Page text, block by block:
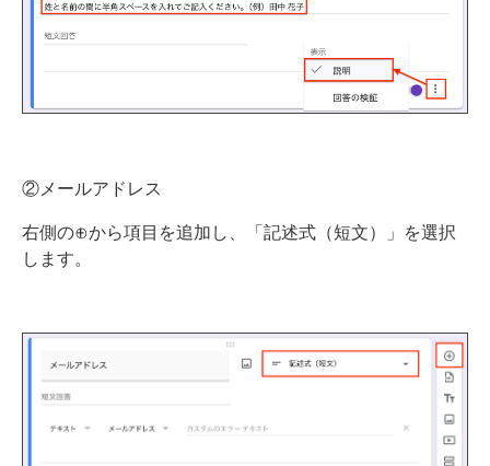
②メールアドレス
右側の⊕から項目を追加し、「記述式（短文）」を選択
します。